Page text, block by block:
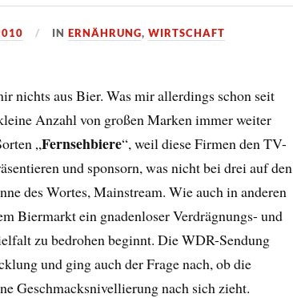
INERNÄHRUNG,WIRTSCHAFT
nichts aus Bier. Was mir allerdings schon seit
Anzahl von großen Marken immer weiter
„Fernsehbiere“, weil diese Firmen den TV-
und sponsorn, was nicht bei drei auf den
des Wortes, Mainstream. Wie auch in anderen
Biermarkt ein gnadenloser Verdrägnungs- und
zu bedrohen beginnt. Die WDR-Sendung
und ging auch der Frage nach, ob die
Geschmacksnivellierung nach sich zieht.